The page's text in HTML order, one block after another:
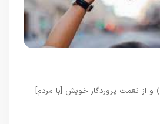
وَأَمَّا بِنِعْمَةِ رَبِّكَ فَحَدِّثْ ﴿۱۱﴾ و از نعمت پروردگار خويش [با مردم]